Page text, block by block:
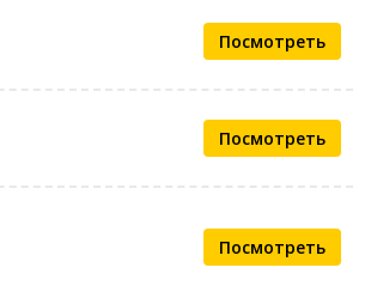
Посмотреть
Посмотреть
Посмотреть